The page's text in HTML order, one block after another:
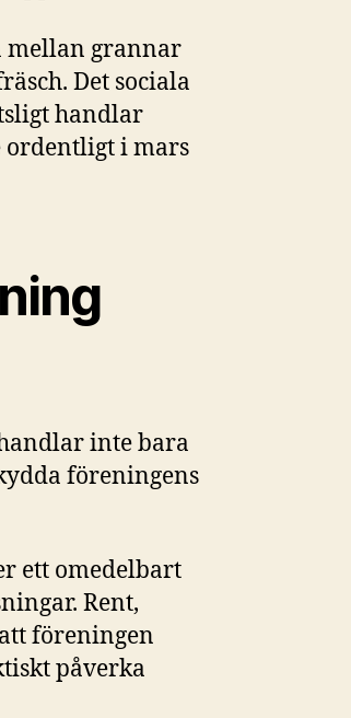
mellan grannar
Det sociala
handlar
ordentligt i mars
inte bara
föreningens
ett omedelbart
Rent,
föreningen
påverka